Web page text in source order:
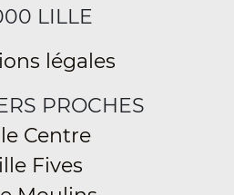
LILLE
légales
PROCHES
Centre
Fives